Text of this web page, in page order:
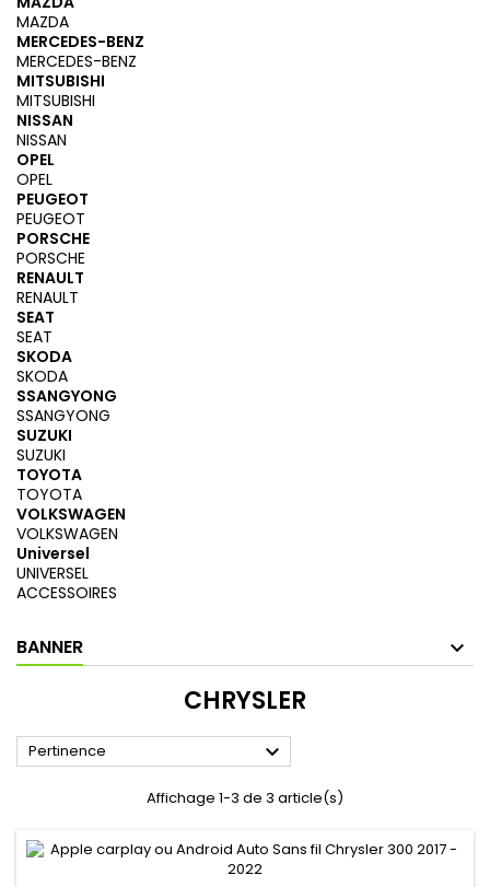
MAZDA
MERCEDES-BENZ
MERCEDES-BENZ
MITSUBISHI
MITSUBISHI
NISSAN
NISSAN
OPEL
OPEL
PEUGEOT
PEUGEOT
PORSCHE
PORSCHE
RENAULT
RENAULT
SEAT
SEAT
SKODA
SKODA
SSANGYONG
SSANGYONG
SUZUKI
SUZUKI
TOYOTA
TOYOTA
VOLKSWAGEN
VOLKSWAGEN
Universel
UNIVERSEL
ACCESSOIRES
BANNER
CHRYSLER
Pertinence 
Affichage 1-3 de 3 article(s)